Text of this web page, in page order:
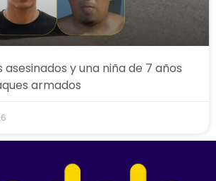
y una niña de 7 años
armados